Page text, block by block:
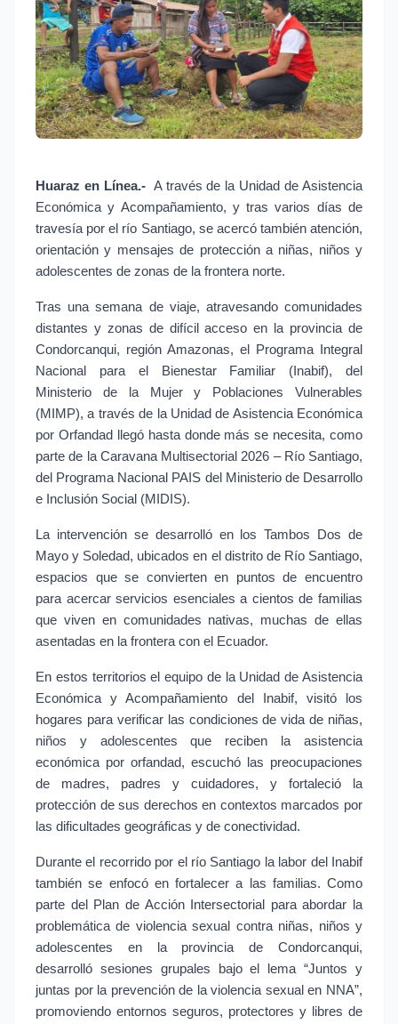
Huaraz en Línea.- A través de la Unidad de Asistencia
Económica y Acompañamiento, y tras varios días de
travesía por el río Santiago, se acercó también atención,
orientación y mensajes de protección a niñas, niños y
adolescentes de zonas de la frontera norte.
Tras una semana de viaje, atravesando comunidades
distantes y zonas de difícil acceso en la provincia de
Condorcanqui, región Amazonas, el Programa Integral
Nacional para el Bienestar Familiar (Inabif), del
Ministerio de la Mujer y Poblaciones Vulnerables
(MIMP), a través de la Unidad de Asistencia Económica
por Orfandad llegó hasta donde más se necesita, como
parte de la Caravana Multisectorial 2026 – Río Santiago,
del Programa Nacional PAIS del Ministerio de Desarrollo
e Inclusión Social (MIDIS).
La intervención se desarrolló en los Tambos Dos de
Mayo y Soledad, ubicados en el distrito de Río Santiago,
espacios que se convierten en puntos de encuentro
para acercar servicios esenciales a cientos de familias
que viven en comunidades nativas, muchas de ellas
asentadas en la frontera con el Ecuador.
En estos territorios el equipo de la Unidad de Asistencia
Económica y Acompañamiento del Inabif, visitó los
hogares para verificar las condiciones de vida de niñas,
niños y adolescentes que reciben la asistencia
económica por orfandad, escuchó las preocupaciones
de madres, padres y cuidadores, y fortaleció la
protección de sus derechos en contextos marcados por
las dificultades geográficas y de conectividad.
Durante el recorrido por el río Santiago la labor del Inabif
también se enfocó en fortalecer a las familias. Como
parte del Plan de Acción Intersectorial para abordar la
problemática de violencia sexual contra niñas, niños y
adolescentes en la provincia de Condorcanqui,
desarrolló sesiones grupales bajo el lema “Juntos y
juntas por la prevención de la violencia sexual en NNA”,
promoviendo entornos seguros, protectores y libres de